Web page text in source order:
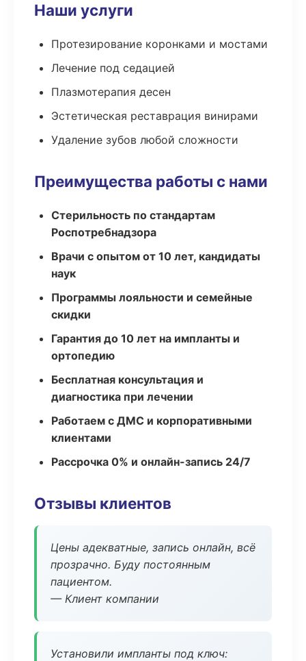
Наши услуги
Протезирование коронками и мостами
Лечение под седацией
Плазмотерапия десен
Эстетическая реставрация винирами
Удаление зубов любой сложности
Преимущества работы с нами
Стерильность по стандартам
Роспотребнадзора
Врачи с опытом от 10 лет, кандидаты
наук
Программы лояльности и семейные
скидки
Гарантия до 10 лет на импланты и
ортопедию
Бесплатная консультация и
диагностика при лечении
Работаем с ДМС и корпоративными
клиентами
Рассрочка 0% и онлайн-запись 24/7
Отзывы клиентов
Цены адекватные, запись онлайн, всё
прозрачно. Буду постоянным
пациентом.
— Клиент компании
Установили импланты под ключ: